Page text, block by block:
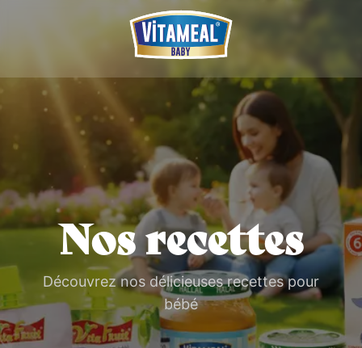
Nos recettes
Découvrez nos délicieuses recettes pour
bébé